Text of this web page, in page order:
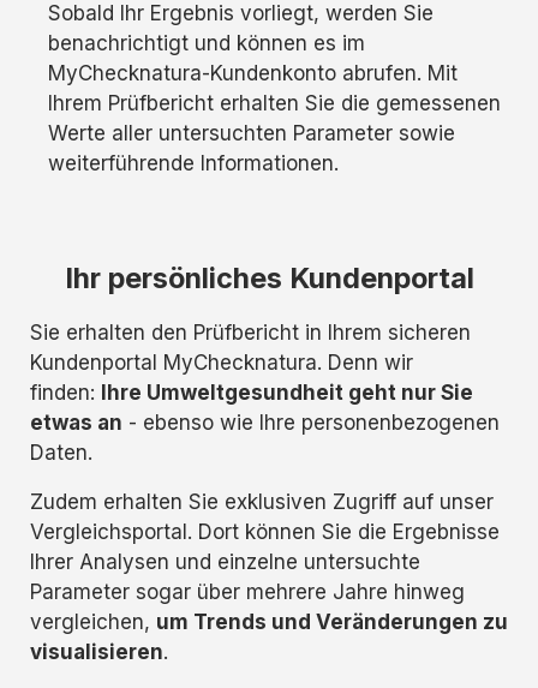
Sobald Ihr Ergebnis vorliegt, werden Sie
benachrichtigt und können es im
MyChecknatura-Kundenkonto abrufen. Mit
Ihrem Prüfbericht erhalten Sie die gemessenen
Werte aller untersuchten Parameter sowie
weiterführende Informationen.
Ihr persönliches Kundenportal
Sie erhalten den Prüfbericht in Ihrem sicheren
Kundenportal MyChecknatura. Denn wir
finden:
Ihre Umweltgesundheit geht nur Sie
etwas an - ebenso wie Ihre personenbezogenen
Daten.
Zudem erhalten Sie exklusiven Zugriff auf unser
Vergleichsportal. Dort können Sie die Ergebnisse
Ihrer Analysen und einzelne untersuchte
Parameter sogar über mehrere Jahre hinweg
vergleichen, um Trends und Veränderungen zu
visualisieren.